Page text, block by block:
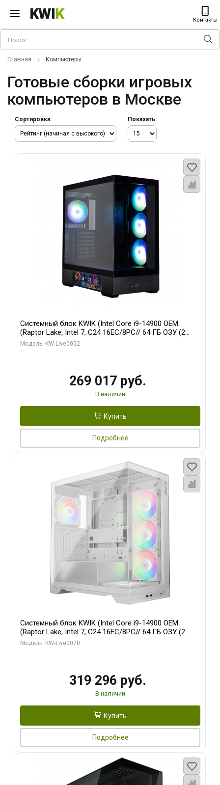
KWIK Контакты
Главная Компьютеры
Готовые сборки игровых
компьютеров в Москве
Сортировка: Показать:
Системный блок KWIK (Intel Core i9-14900 OEM
(Raptor Lake, Intel 7, C24 16EC/8PC// 64 ГБ ОЗУ (2
модуля)/ Palit RTX5080 GAMINGPRO OC 16GB GDDR7
Модель: KW-Live0052
269 017 руб.
В наличии
Купить
Подробнее
Системный блок KWIK (Intel Core i9-14900 OEM
(Raptor Lake, Intel 7, C24 16EC/8PC// 64 ГБ ОЗУ (2
модуля)/ Gigabyte RTX5080 XTREME WATERFORCE
Модель: KW-Live0070
319 296 руб.
В наличии
Купить
Подробнее